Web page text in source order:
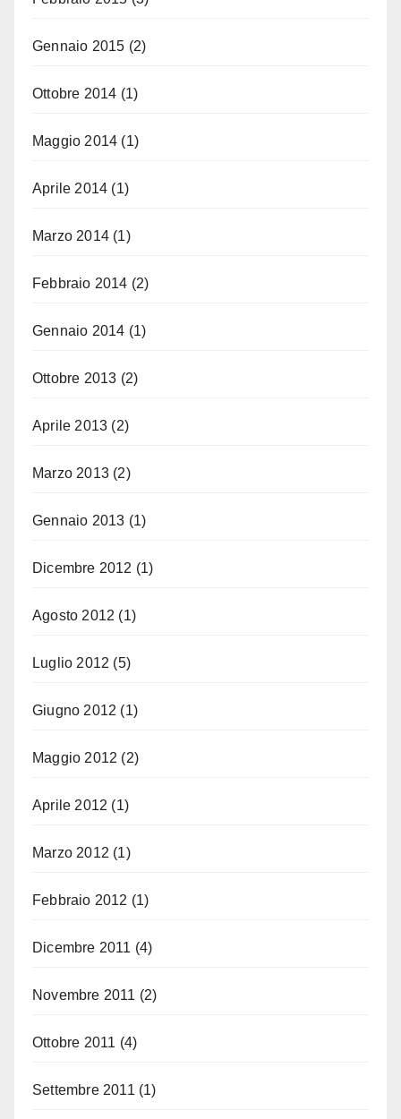
Gennaio 2015 (2)
Ottobre 2014 (1)
Maggio 2014 (1)
Aprile 2014 (1)
Marzo 2014 (1)
Febbraio 2014 (2)
Gennaio 2014 (1)
Ottobre 2013 (2)
Aprile 2013 (2)
Marzo 2013 (2)
Gennaio 2013 (1)
Dicembre 2012 (1)
Agosto 2012 (1)
Luglio 2012 (5)
Giugno 2012 (1)
Maggio 2012 (2)
Aprile 2012 (1)
Marzo 2012 (1)
Febbraio 2012 (1)
Dicembre 2011 (4)
Novembre 2011 (2)
Ottobre 2011 (4)
Settembre 2011 (1)